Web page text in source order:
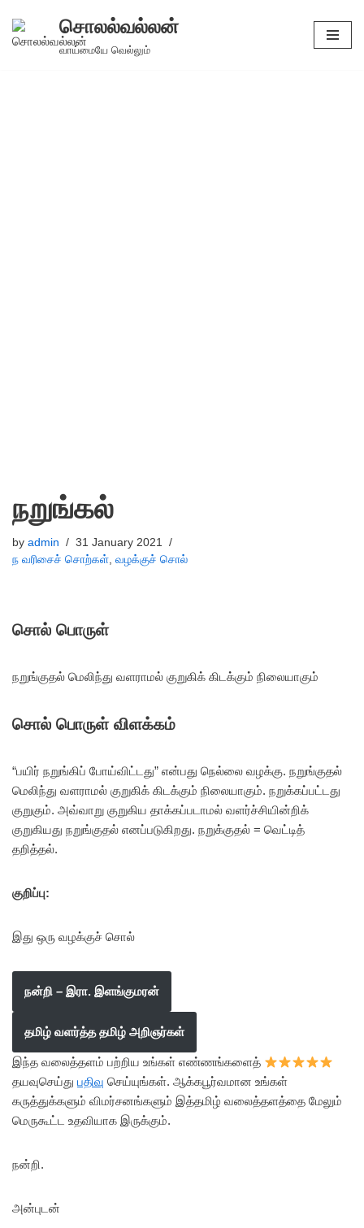
Skip
சொலல்வல்லன்
வாய்மையே வெல்லும்
நறுங்கல்
by admin
31 January 2021
ந வரிசைச் சொற்கள், வழக்குச் சொல்
சொல் பொருள்
நறுங்குதல் மெலிந்து வளராமல் குறுகிக் கிடக்கும் நிலையாகும்
சொல் பொருள் விளக்கம்
“பயிர் நறுங்கிப் போய்விட்டது” என்பது நெல்லை வழக்கு. நறுங்குதல்
மெலிந்து வளராமல் குறுகிக் கிடக்கும் நிலையாகும். நறுக்கப்பட்டது
குறுகும். அவ்வாறு குறுகிய தாக்கப்படாமல் வளர்ச்சியின்றிக்
குறுகியது நறுங்குதல் எனப்படுகிறது. நறுக்குதல் = வெட்டித்
தறித்தல்.
குறிப்பு:
இது ஒரு வழக்குச் சொல்
நன்றி – இரா. இளங்குமரன்
தமிழ் வளர்த்த தமிழ் அறிஞர்கள்
இந்த வலைத்தளம் பற்றிய உங்கள் எண்ணங்களைத்
தயவுசெய்து பதிவு செய்யுங்கள். ஆக்கபூர்வமான உங்கள்
கருத்துக்களும் விமர்சனங்களும் இத்தமிழ் வலைத்தளத்தை மேலும்
மெருகூட்ட உதவியாக இருக்கும்.
நன்றி.
அன்புடன்